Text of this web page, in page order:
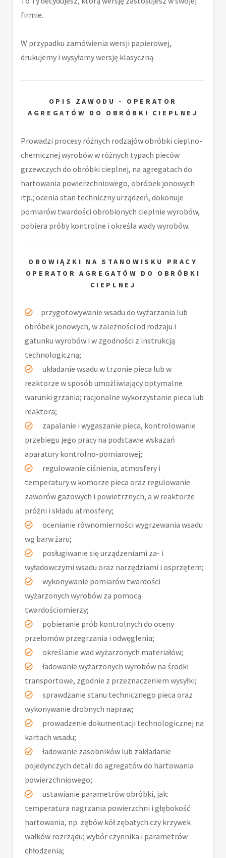
firmie.
W przypadku zamówienia wersji papierowej,
drukujemy i wysyłamy wersję klasyczną.
OPIS ZAWODU - OPERATOR
AGREGATÓW DO OBRÓBKI CIEPLNEJ
Prowadzi procesy różnych rodzajów obróbki cieplno-
chemicznej wyrobów w różnych typach pieców
grzewczych do obróbki cieplnej, na agregatach do
hartowania powierzchniowego, obróbek jonowych
itp.; ocenia stan techniczny urządzeń, dokonuje
pomiarów twardości obrobionych cieplnie wyrobów,
pobiera próby kontrolne i określa wady wyrobów.
OBOWIĄZKI NA STANOWISKU PRACY
OPERATOR AGREGATÓW DO OBRÓBKI
CIEPLNEJ
przygotowywanie wsadu do wyżarzania lub
obróbek jonowych, w zależności od rodzaju i
gatunku wyrobów i w zgodności z instrukcją
technologiczną;
układanie wsadu w trzonie pieca lub w
reaktorze w sposób umożliwiający optymalne
warunki grzania; racjonalne wykorzystanie pieca lub
reaktora;
zapalanie i wygaszanie pieca, kontrolowanie
przebiegu jego pracy na podstawie wskazań
aparatury kontrolno-pomiarowej;
regulowanie ciśnienia, atmosfery i
temperatury w komorze pieca oraz regulowanie
zaworów gazowych i powietrznych, a w reaktorze
próżni i składu atmosfery;
ocenianie równomierności wygrzewania wsadu
wg barw żaru;
posługiwanie się urządzeniami za- i
wyładowczymi wsadu oraz narzędziami i osprzętem;
wykonywanie pomiarów twardości
wyżarzonych wyrobów za pomocą
twardościomierzy;
pobieranie prób kontrolnych do oceny
przełomów przegrzania i odwęglenia;
określanie wad wyżarzonych materiałów;
ładowanie wyżarzonych wyrobów na środki
transportowe, zgodnie z przeznaczeniem wysyłki;
sprawdzanie stanu technicznego pieca oraz
wykonywanie drobnych napraw;
prowadzenie dokumentacji technologicznej na
kartach wsadu;
ładowanie zasobników lub zakładanie
pojedynczych detali do agregatów do hartowania
powierzchniowego;
ustawianie parametrów obróbki, jak:
temperatura nagrzania powierzchni i głębokość
hartowania, np. zębów kół zębatych czy krzywek
wałków rozrządu; wybór czynnika i parametrów
chłodzenia;